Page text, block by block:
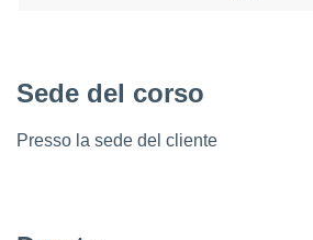
Sede del corso
Presso la sede del cliente